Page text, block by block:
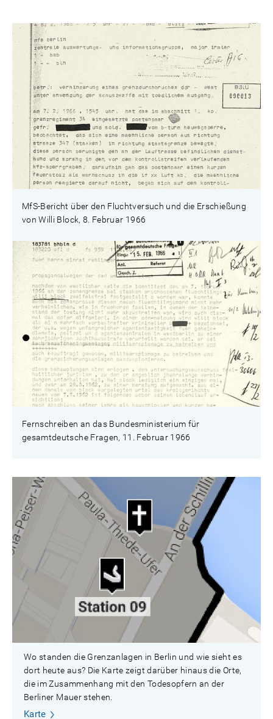
MfS-Bericht über den Fluchtversuch und die Erschießung
von Willi Block, 8. Februar 1966
Fernschreiben an das Bundesministerium für
gesamtdeutsche Fragen, 11. Februar 1966
Wo standen die Grenzanlagen in Berlin und wie sieht es
dort heute aus? Die Karte zeigt darüber hinaus die Orte,
die im Zusammenhang mit den Todesopfern an der
Berliner Mauer stehen.
Karte